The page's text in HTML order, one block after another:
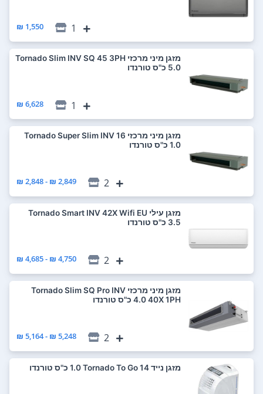
1
1,550 ₪
‏מזגן מיני מרכזי Tornado Slim INV SQ 45 3PH
1
6,628 ₪
‏מזגן מיני מרכזי Tornado Super Slim INV 16
2
2,849 ₪ - 2,848 ₪
‏מזגן עילי Tornado Smart INV 42X Wifi EU
2
4,750 ₪ - 4,685 ₪
‏מזגן מיני מרכזי Tornado Slim SQ Pro INV
40X 1PH ‏4.0 ‏כ"ס טורנדו
2
5,248 ₪ - 5,164 ₪
‏מזגן נייד Tornado To Go 14 ‏1.0 ‏כ"ס טורנדו